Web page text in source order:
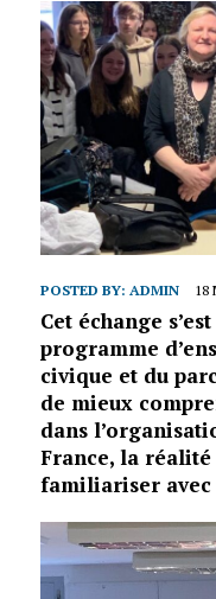
POSTED BY: ADMIN 18
Cet échange
programme
civique et du
de mieux
dans
France, la
familiariser avec